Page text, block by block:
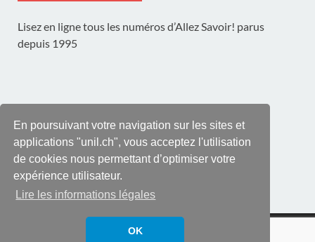
En poursuivant votre navigation sur les sites et
applications "unil.ch", vous acceptez l'utilisation
de cookies nous permettant d’optimiser votre
expérience utilisateur.
Lire les informations légales
OK
Lisez en ligne tous les numéros d’Allez Savoir! parus
depuis 1995
© UNIL | Université de Lausanne